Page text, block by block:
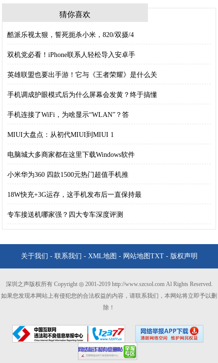
猜你喜欢
酷派乐视太狠，誓死扼杀小米，820/双摄/4
双机党必看！iPhone联系人轻松导入安卓手
英雄联盟也要出手游！它与《王者荣耀》是什么关
手机调成护眼模式后为什么屏幕会发黄？终于搞懂
手机连接了WiFi，为啥显示“WLAN”？答
MIUI大盘点：从初代MIUI到MIUI 1
电脑城大多商家都在这里下载Windows软件
小米华为360 四款1500元热门超值手机推
18W快充+3G运存，这手机发布后一直保持最
专车接送机哪家强？四大专车深度评测
关于我们 - 联系我们 - XML地图 - 网站地图 TXT- 版权声明
深圳之声版权所有 Copyright ◎ 2001-2019 http://www.szcsol.com Al Rights Reserved.
如果您发现本网站上有侵犯您的合法权益的内容，请联系我们，本网站将立即予以删
除！